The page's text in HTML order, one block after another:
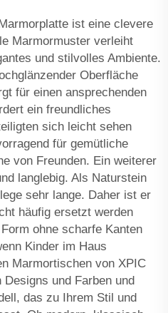
ist eine clevere
Marmormuster verleiht
und stilvolles Ambiente.
Oberfläche
für einen ansprechenden
ein freundliches
sich leicht sehen
für gemütliche
von Freunden. Ein weiterer
langlebig. Als Naturstein
sehr lange. Daher ist er
häufig ersetzt werden
ohne scharfe Kanten
Kinder im Haus
Marmortischen von XPIC
und Farben und
das zu Ihrem Stil und